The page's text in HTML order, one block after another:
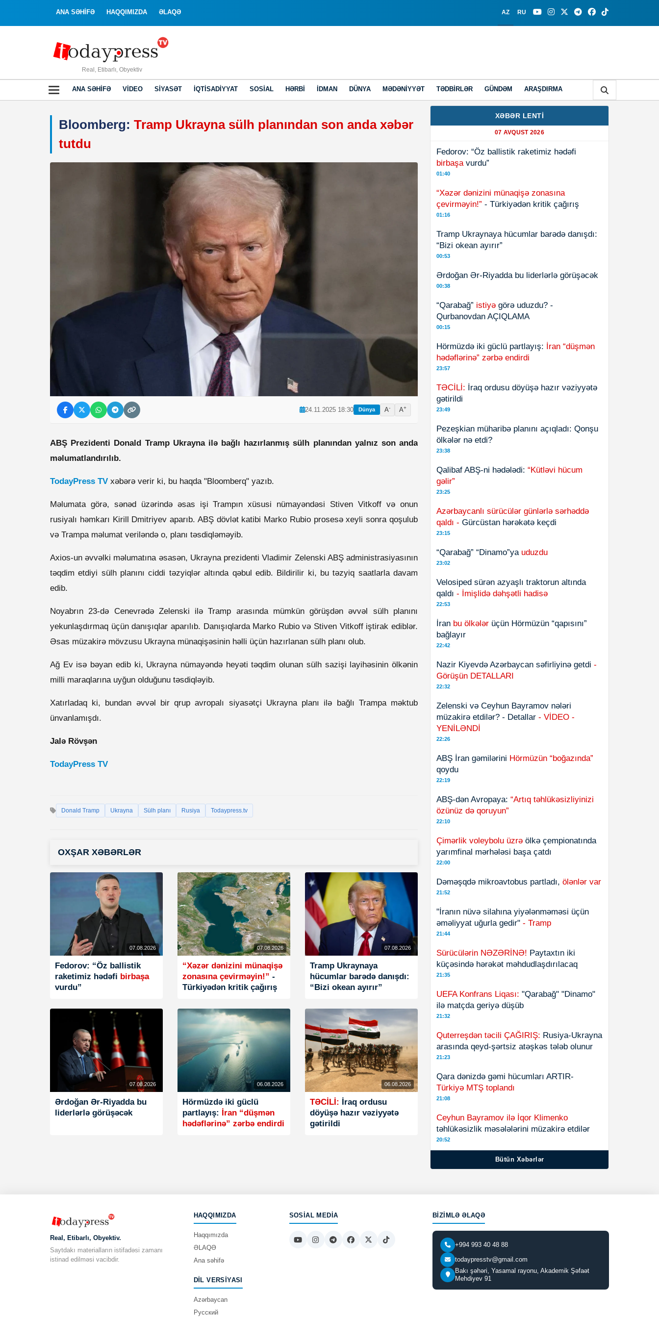
ANA SƏHİFƏ HAQQIMIZDA ƏLAQƏ AZ RU
Real, Etibarlı, Obyektiv
ANA SƏHIFƏ VIDEO SIYASƏT İQTISADIYYAT SOSIAL HƏRBI İDMAN DÜNYA MƏDƏNIYYƏT TƏDBIRLƏR GÜNDƏM ARAŞDIRMA
Bloomberg: Tramp Ukrayna sülh planından son anda xəbər
tutdu
24.11.2025 18:30 Dünya A- A+
ABŞ Prezidenti Donald Tramp Ukrayna ilə bağlı hazırlanmış sülh planından yalnız son anda
məlumatlandırılıb.
TodayPress TV xəbərə verir ki, bu haqda "Bloomberq" yazıb.
Məlumata görə, sənəd üzərində əsas işi Trampın xüsusi nümayəndəsi Stiven Vitkoff və onun
rusiyalı həmkarı Kirill Dmitriyev aparıb. ABŞ dövlət katibi Marko Rubio prosesə xeyli sonra qoşulub
və Trampa məlumat veriləndə o, planı təsdiqləməyib.
Axios-un əvvəlki məlumatına əsasən, Ukrayna prezidenti Vladimir Zelenski ABŞ administrasiyasının
təqdim etdiyi sülh planını ciddi təzyiqlər altında qəbul edib. Bildirilir ki, bu təzyiq saatlarla davam
edib.
Noyabrın 23-də Cenevrədə Zelenski ilə Tramp arasında mümkün görüşdən əvvəl sülh planını
yekunlaşdırmaq üçün danışıqlar aparılıb. Danışıqlarda Marko Rubio və Stiven Vitkoff iştirak ediblər.
Əsas müzakirə mövzusu Ukrayna münaqişəsinin həlli üçün hazırlanan sülh planı olub.
Ağ Ev isə bəyan edib ki, Ukrayna nümayəndə heyəti təqdim olunan sülh sazişi layihəsinin ölkənin
milli maraqlarına uyğun olduğunu təsdiqləyib.
Xatırladaq ki, bundan əvvəl bir qrup avropalı siyasətçi Ukrayna planı ilə bağlı Trampa məktub
ünvanlamışdı.
Jalə Rövşən
TodayPress TV
Donald Tramp Ukrayna Sülh planı Rusiya Todaypress.tv
OXŞAR XƏBƏRLƏR
07.08.2026
Fedorov: “Öz ballistik
raketimiz hədəfi birbaşa
vurdu”
07.08.2026
“Xəzər dənizini münaqişə
zonasına çevirməyin!” -
Türkiyədən kritik çağırış
07.08.2026
Tramp Ukraynaya
hücumlar barədə danışdı:
“Bizi okean ayırır”
07.08.2026
Ərdoğan Ər-Riyadda bu
liderlərlə görüşəcək
06.08.2026
Hörmüzdə iki güclü
partlayış: İran “düşmən
hədəflərinə” zərbə endirdi
06.08.2026
TƏCİLİ: İraq ordusu
döyüşə hazır vəziyyətə
gətirildi
XƏBƏR LENTİ
07 AVQUST 2026
Fedorov: “Öz ballistik raketimiz hədəfi
birbaşavurdu”
01:40
“Xəzər dənizini münaqişə zonasına
çevirməyin!” - Türkiyədən kritik çağırış
01:16
Tramp Ukraynaya hücumlar barədə danışdı:
“Bizi okean ayırır”
00:53
Ərdoğan Ər-Riyadda bu liderlərlə görüşəcək
00:38
“Qarabağ” istiyə görə uduzdu? -
Qurbanovdan AÇIQLAMA
00:15
Hörmüzdə iki güclü partlayış: İran “düşmən
hədəflərinə” zərbə endirdi
23:57
TƏCİLİ: İraq ordusu döyüşə hazır vəziyyətə
gətirildi
23:49
Pezeşkian müharibə planını açıqladı: Qonşu
ölkələr nə etdi?
23:38
Qalibaf ABŞ-ni hədələdi: “Kütləvi hücum
gəlir”
23:25
Azərbaycanlı sürücülər günlərlə sərhəddə
qaldı - Gürcüstan hərəkətə keçdi
23:15
“Qarabağ” “Dinamo”ya uduzdu
23:02
Velosiped sürən azyaşlı traktorun altında
qaldı - İmişlidə dəhşətli hadisə
22:53
İran bu ölkələr üçün Hörmüzün “qapısını”
bağlayır
22:42
Nazir Kiyevdə Azərbaycan səfirliyinə getdi -
Görüşün DETALLARI
22:32
Zelenski və Ceyhun Bayramov nələri
müzakirə etdilər? - Detallar - VİDEO -
YENİLƏNDİ
22:26
ABŞ İran gəmilərini Hörmüzün “boğazında”
qoydu
22:19
ABŞ-dən Avropaya: “Artıq təhlükəsizliyinizi
özünüz də qoruyun”
22:10
Çimərlik voleybolu üzrə ölkə çempionatında
yarımfinal mərhələsi başa çatdı
22:00
Dəməşqdə mikroavtobus partladı, ölənlər var
21:52
"İranın nüvə silahına yiyələnməməsi üçün
əməliyyat uğurla gedir" - Tramp
21:44
Sürücülərin NƏZƏRİNƏ! Paytaxtın iki
küçəsində hərəkət məhdudlaşdırılacaq
21:35
UEFA Konfrans Liqası: "Qarabağ" "Dinamo"
ilə matçda geriyə düşüb
21:32
Quterreşdən təcili ÇAĞIRIŞ: Rusiya-Ukrayna
arasında qeyd-şərtsiz atəşkəs tələb olunur
21:23
Qara dənizdə gəmi hücumları ARTIR-
Türkiyə MTŞ toplandı
21:08
Ceyhun Bayramov ilə İqor Klimenko
təhlükəsizlik məsələlərini müzakirə etdilər
20:52
Bütün Xəbərlər
Real, Etibarlı, Obyektiv.
Saytdakı materialların istifadəsi zamanı
istinad edilməsi vacibdir.
HAQQIMIZDA
Haqqımızda
ƏLAQƏ
Ana səhifə
DIL VERSIYASI
Azərbaycan
Русский
SOSIAL MEDIA BIZIMLƏ ƏLAQƏ
+994 993 40 48 88
todaypresstv@gmail.com
Bakı şəhəri, Yasamal rayonu, Akademik Şəfaət
Mehdiyev 91